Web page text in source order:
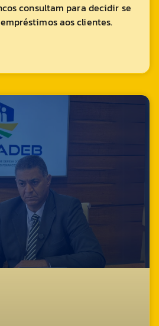
consultam para decidir se
aos clientes.